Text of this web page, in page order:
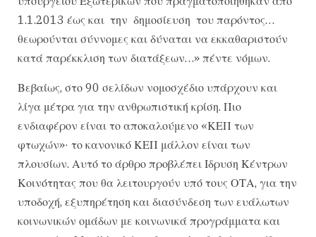
1.1.2013 έως και την δημοσίευση του παρόντος…
θεωρούνται σύννομες και δύναται να εκκαθαριστούν
κατά παρέκκλιση των διατάξεων…» πέντε νόμων.
Βεβαίως, στο 90 σελίδων νομοσχέδιο υπάρχουν και
λίγα μέτρα για την ανθρωπιστική κρίση. Πιο
ενδιαφέρον είναι το αποκαλούμενο «ΚΕΠ των
φτωχών»· το κανονικό ΚΕΠ μάλλον είναι των
πλουσίων. Αυτό το άρθρο προβλέπει Ιδρυση Κέντρων
Κοινότητας που θα λειτουργούν υπό τους ΟΤΑ, για την
υποδοχή, εξυπηρέτηση και διασύνδεση των ευάλωτων
κοινωνικών ομάδων με κοινωνικά προγράμματα και